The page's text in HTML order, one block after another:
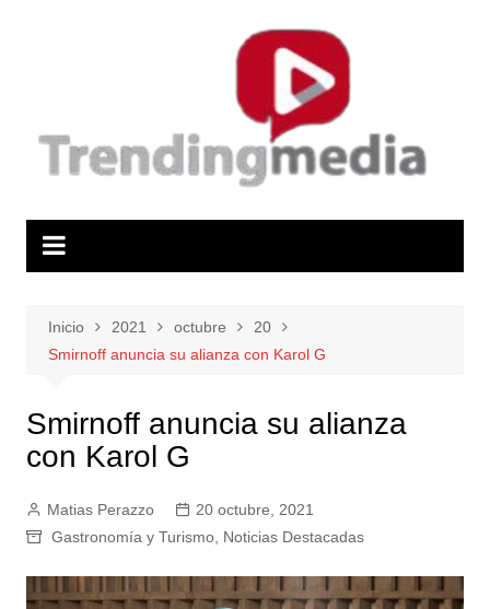
Inicio 2021 octubre
20
Smirnoff anuncia su alianza con Karol G
Smirnoff anuncia su alianza
con Karol G
Matias Perazzo
20 octubre, 2021
Gastronomía y Turismo, Noticias Destacadas